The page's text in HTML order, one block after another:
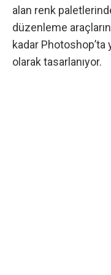
alan renk
düzenleme
kadar
olarak tasarlanıyor.